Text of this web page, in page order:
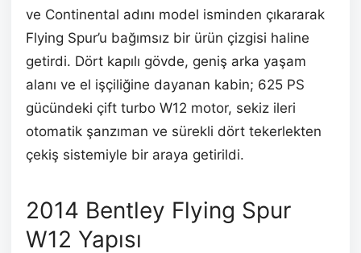
ve Continental adını model isminden çıkararak
Flying Spur’u bağımsız bir ürün çizgisi haline
getirdi. Dört kapılı gövde, geniş arka yaşam
alanı ve el işçiliğine dayanan kabin; 625 PS
gücündeki çift turbo W12 motor, sekiz ileri
otomatik şanzıman ve sürekli dört tekerlekten
çekiş sistemiyle bir araya getirildi.
2014 Bentley Flying Spur
W12 Yapısı